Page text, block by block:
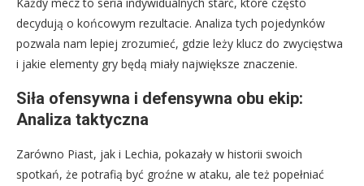
decydują o końcowym rezultacie. Analiza tych pojedynków
pozwala nam lepiej zrozumieć, gdzie leży klucz do zwycięstwa
i jakie elementy gry będą miały największe znaczenie.
Siła ofensywna i defensywna obu ekip:
Analiza taktyczna
Zarówno Piast, jak i Lechia, pokazały w historii swoich
spotkań, że potrafią być groźne w ataku, ale też popełniać